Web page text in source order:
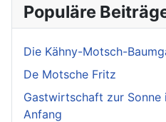
Populäre
Die Kähny-Motsch-
De Motsche Fritz
Gastwirtschaft zur Sonne
Anfang